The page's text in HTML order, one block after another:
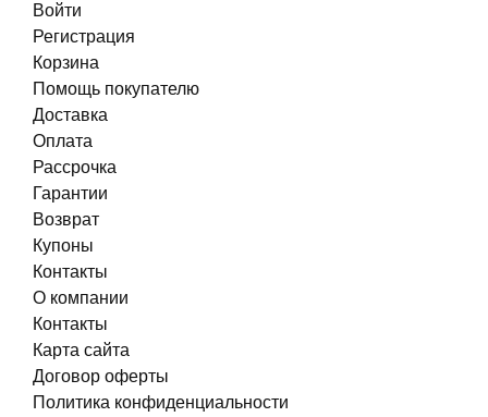
Войти
Регистрация
Корзина
Помощь покупателю
Доставка
Оплата
Рассрочка
Гарантии
Возврат
Купоны
Контакты
О компании
Контакты
Карта сайта
Договор оферты
Политика конфиденциальности